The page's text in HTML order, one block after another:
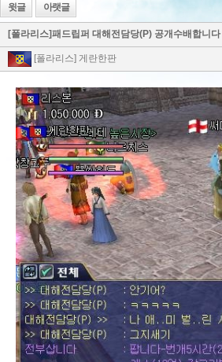
윗글 아랫글
[폴라리스]패드립퍼 대해전담당(P) 공개수배합니다
[폴라리스] 게란한판